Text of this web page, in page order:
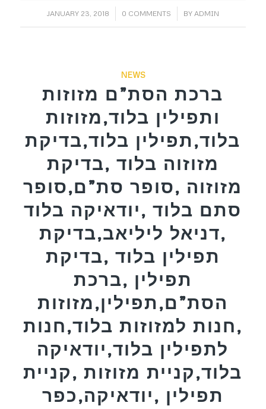
JANUARY 23, 2018
/ 0 COMMENTS
/ BY ADMIN
NEWS
ברכת הסת”ם מזוזות
ותפילין בלוד,מזוזות
בלוד,תפילין בלוד,בדיקת
מזוזוה בלוד ,בדיקת
מזוזוה ,סופר סת”ם,סופר
סתם בלוד ,יודאיקה בלוד
,דניאל ליליאב,בדיקת
תפילין בלוד ,בדיקת
תפילין ,ברכת
הסת”ם,תפילין,מזוזות
,חנות למזוזות בלוד,חנות
לתפילין בלוד,יודאיקה
בלוד,קניית מזוזות ,קניית
תפילין ,יודאיקה,כפר